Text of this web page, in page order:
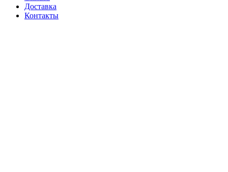
Доставка
Контакты